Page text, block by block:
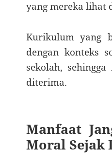
yang mereka lihat
Kurikulum yang
dengan konteks
sekolah,
diterima.
Manfaat
Moral Sejak